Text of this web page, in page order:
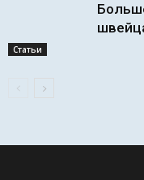
Статьи